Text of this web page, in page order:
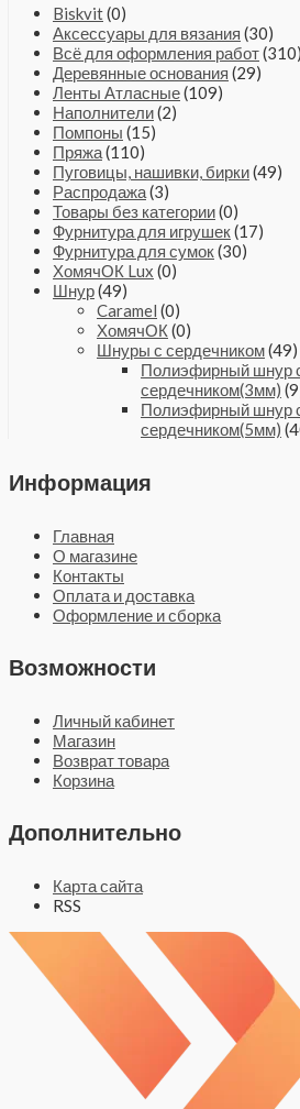
Biskvit(0)
Аксессуары для вязания (30)
Всё для оформления работ(310)
Деревянные основания (29)
Ленты Атласные(109)
Наполнители(2)
Помпоны (15)
Пряжа(110)
Пуговицы, нашивки, бирки(49)
Распродажа(3)
Товары без категории(0)
Фурнитура для игрушек(17)
Фурнитура для сумок(30)
ХомячОК Lux (0)
Шнур(49)
Caramel (0)
ХомячОК (0)
Шнуры с сердечником(49)
Полиэфирный шнур
сердечником(3мм)
Полиэфирный шнур
сердечником(5мм)
Информация
Главная
О магазине
Контакты
Оплата и доставка
Оформление и сборка
Возможности
Личный кабинет
Магазин
Возврат товара
Корзина
Дополнительно
Карта сайта
RSS